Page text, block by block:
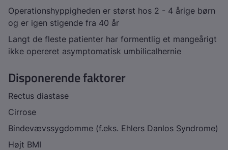
Operationshyppigheden er størst hos 2 - 4 årige børn
og er igen stigende fra 40 år
Langt de fleste patienter har formentlig et mangeårigt
ikke opereret asymptomatisk umbilicalhernie
Disponerende faktorer
Rectus diastase
Cirrose
Bindevævssygdomme (f.eks. Ehlers Danlos Syndrome)
Højt BMI